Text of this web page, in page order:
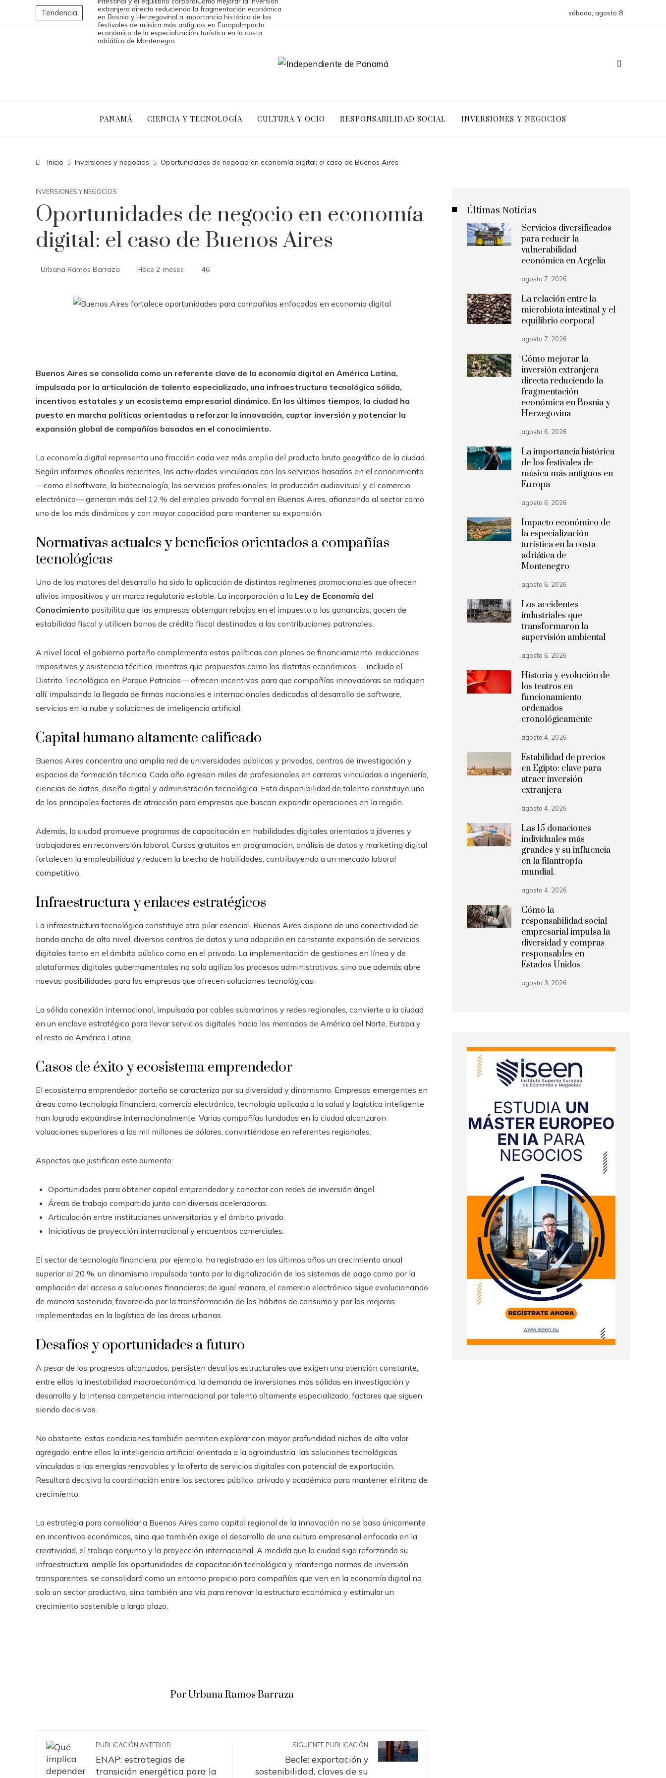
Tendencia
extranjera directa reduciendo la fragmentación económica
en Bosnia y HerzegovinaLa importancia histórica de los
festivales de música más antiguos en EuropaImpacto
económico de la especialización turística en la costa
adriática de Montenegro
sábado, agosto 8
PANAMÁ CIENCIA Y TECNOLOGÍA CULTURA Y OCIO RESPONSABILIDAD SOCIAL INVERSIONES Y NEGOCIOS
Inicio Inversiones y negocios Oportunidades de negocio en economía digital: el caso de Buenos Aires
INVERSIONES Y NEGOCIOS
Oportunidades de negocio en economía
digital: el caso de Buenos Aires
Urbana Ramos Barraza Hace 2 meses 46
Buenos Aires se consolida como un referente clave de la economía digital en América Latina,
impulsada por la articulación de talento especializado, una infraestructura tecnológica sólida,
incentivos estatales y un ecosistema empresarial dinámico. En los últimos tiempos, la ciudad ha
puesto en marcha políticas orientadas a reforzar la innovación, captar inversión y potenciar la
expansión global de compañías basadas en el conocimiento.
La economía digital representa una fracción cada vez más amplia del producto bruto geográfico de la ciudad.
Según informes oficiales recientes, las actividades vinculadas con los servicios basados en el conocimiento
—como el software, la biotecnología, los servicios profesionales, la producción audiovisual y el comercio
electrónico— generan más del 12 % del empleo privado formal en Buenos Aires, afianzando al sector como
uno de los más dinámicos y con mayor capacidad para mantener su expansión.
Normativas actuales y beneficios orientados a compañías
tecnológicas
Uno de los motores del desarrollo ha sido la aplicación de distintos regímenes promocionales que ofrecen
alivios impositivos y un marco regulatorio estable. La incorporación a la Ley de Economía del
Conocimiento posibilita que las empresas obtengan rebajas en el impuesto a las ganancias, gocen de
estabilidad fiscal y utilicen bonos de crédito fiscal destinados a las contribuciones patronales.
A nivel local, el gobierno porteño complementa estas políticas con planes de financiamiento, reducciones
impositivas y asistencia técnica, mientras que propuestas como los distritos económicos —incluido el
Distrito Tecnológico en Parque Patricios— ofrecen incentivos para que compañías innovadoras se radiquen
allí, impulsando la llegada de firmas nacionales e internacionales dedicadas al desarrollo de software,
servicios en la nube y soluciones de inteligencia artificial.
Capital humano altamente calificado
Buenos Aires concentra una amplia red de universidades públicas y privadas, centros de investigación y
espacios de formación técnica. Cada año egresan miles de profesionales en carreras vinculadas a ingeniería,
ciencias de datos, diseño digital y administración tecnológica. Esta disponibilidad de talento constituye uno
de los principales factores de atracción para empresas que buscan expandir operaciones en la región.
Además, la ciudad promueve programas de capacitación en habilidades digitales orientados a jóvenes y
trabajadores en reconversión laboral. Cursos gratuitos en programación, análisis de datos y marketing digital
fortalecen la empleabilidad y reducen la brecha de habilidades, contribuyendo a un mercado laboral
competitivo.
Infraestructura y enlaces estratégicos
La infraestructura tecnológica constituye otro pilar esencial. Buenos Aires dispone de una conectividad de
banda ancha de alto nivel, diversos centros de datos y una adopción en constante expansión de servicios
digitales tanto en el ámbito público como en el privado. La implementación de gestiones en línea y de
plataformas digitales gubernamentales no solo agiliza los procesos administrativos, sino que además abre
nuevas posibilidades para las empresas que ofrecen soluciones tecnológicas.
La sólida conexión internacional, impulsada por cables submarinos y redes regionales, convierte a la ciudad
en un enclave estratégico para llevar servicios digitales hacia los mercados de América del Norte, Europa y
el resto de América Latina.
Casos de éxito y ecosistema emprendedor
El ecosistema emprendedor porteño se caracteriza por su diversidad y dinamismo. Empresas emergentes en
áreas como tecnología financiera, comercio electrónico, tecnología aplicada a la salud y logística inteligente
han logrado expandirse internacionalmente. Varias compañías fundadas en la ciudad alcanzaron
valuaciones superiores a los mil millones de dólares, convirtiéndose en referentes regionales.
Aspectos que justifican este aumento:
Oportunidades para obtener capital emprendedor y conectar con redes de inversión ángel.
Áreas de trabajo compartido junto con diversas aceleradoras.
Articulación entre instituciones universitarias y el ámbito privado.
Iniciativas de proyección internacional y encuentros comerciales.
El sector de tecnología financiera, por ejemplo, ha registrado en los últimos años un crecimiento anual
superior al 20 %, un dinamismo impulsado tanto por la digitalización de los sistemas de pago como por la
ampliación del acceso a soluciones financieras; de igual manera, el comercio electrónico sigue evolucionando
de manera sostenida, favorecido por la transformación de los hábitos de consumo y por las mejoras
implementadas en la logística de las áreas urbanas.
Desafíos y oportunidades a futuro
A pesar de los progresos alcanzados, persisten desafíos estructurales que exigen una atención constante,
entre ellos la inestabilidad macroeconómica, la demanda de inversiones más sólidas en investigación y
desarrollo y la intensa competencia internacional por talento altamente especializado, factores que siguen
siendo decisivos.
No obstante, estas condiciones también permiten explorar con mayor profundidad nichos de alto valor
agregado, entre ellos la inteligencia artificial orientada a la agroindustria, las soluciones tecnológicas
vinculadas a las energías renovables y la oferta de servicios digitales con potencial de exportación.
Resultará decisiva la coordinación entre los sectores público, privado y académico para mantener el ritmo de
crecimiento.
La estrategia para consolidar a Buenos Aires como capital regional de la innovación no se basa únicamente
en incentivos económicos, sino que también exige el desarrollo de una cultura empresarial enfocada en la
creatividad, el trabajo conjunto y la proyección internacional. A medida que la ciudad siga reforzando su
infraestructura, amplíe las oportunidades de capacitación tecnológica y mantenga normas de inversión
transparentes, se consolidará como un entorno propicio para compañías que ven en la economía digital no
solo un sector productivo, sino también una vía para renovar la estructura económica y estimular un
crecimiento sostenible a largo plazo.
Por Urbana Ramos Barraza
PUBLICACIÓN ANTERIOR
ENAP: estrategias de
transición energética para la
SIGUIENTE PUBLICACIÓN
Becle: exportación y
sostenibilidad, claves de su
Últimas Noticias
Servicios diversificados
para reducir la
vulnerabilidad
económica en Argelia
agosto 7, 2026
La relación entre la
microbiota intestinal y el
equilibrio corporal
agosto 7, 2026
Cómo mejorar la
inversión extranjera
directa reduciendo la
fragmentación
económica en Bosnia y
Herzegovina
agosto 6, 2026
La importancia histórica
de los festivales de
música más antiguos en
Europa
agosto 6, 2026
Impacto económico de
la especialización
turística en la costa
adriática de
Montenegro
agosto 6, 2026
Los accidentes
industriales que
transformaron la
supervisión ambiental
agosto 6, 2026
Historia y evolución de
los teatros en
funcionamiento
ordenados
cronológicamente
agosto 4, 2026
Estabilidad de precios
en Egipto: clave para
atraer inversión
extranjera
agosto 4, 2026
Las 15 donaciones
individuales más
grandes y su influencia
en la filantropía
mundial.
agosto 4, 2026
Cómo la
responsabilidad social
empresarial impulsa la
diversidad y compras
responsables en
Estados Unidos
agosto 3, 2026